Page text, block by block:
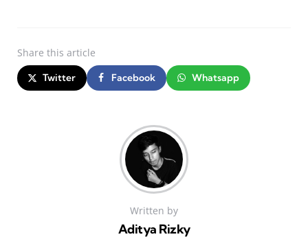
Share this article
Twitter Facebook Whatsapp
Written by
Aditya Rizky